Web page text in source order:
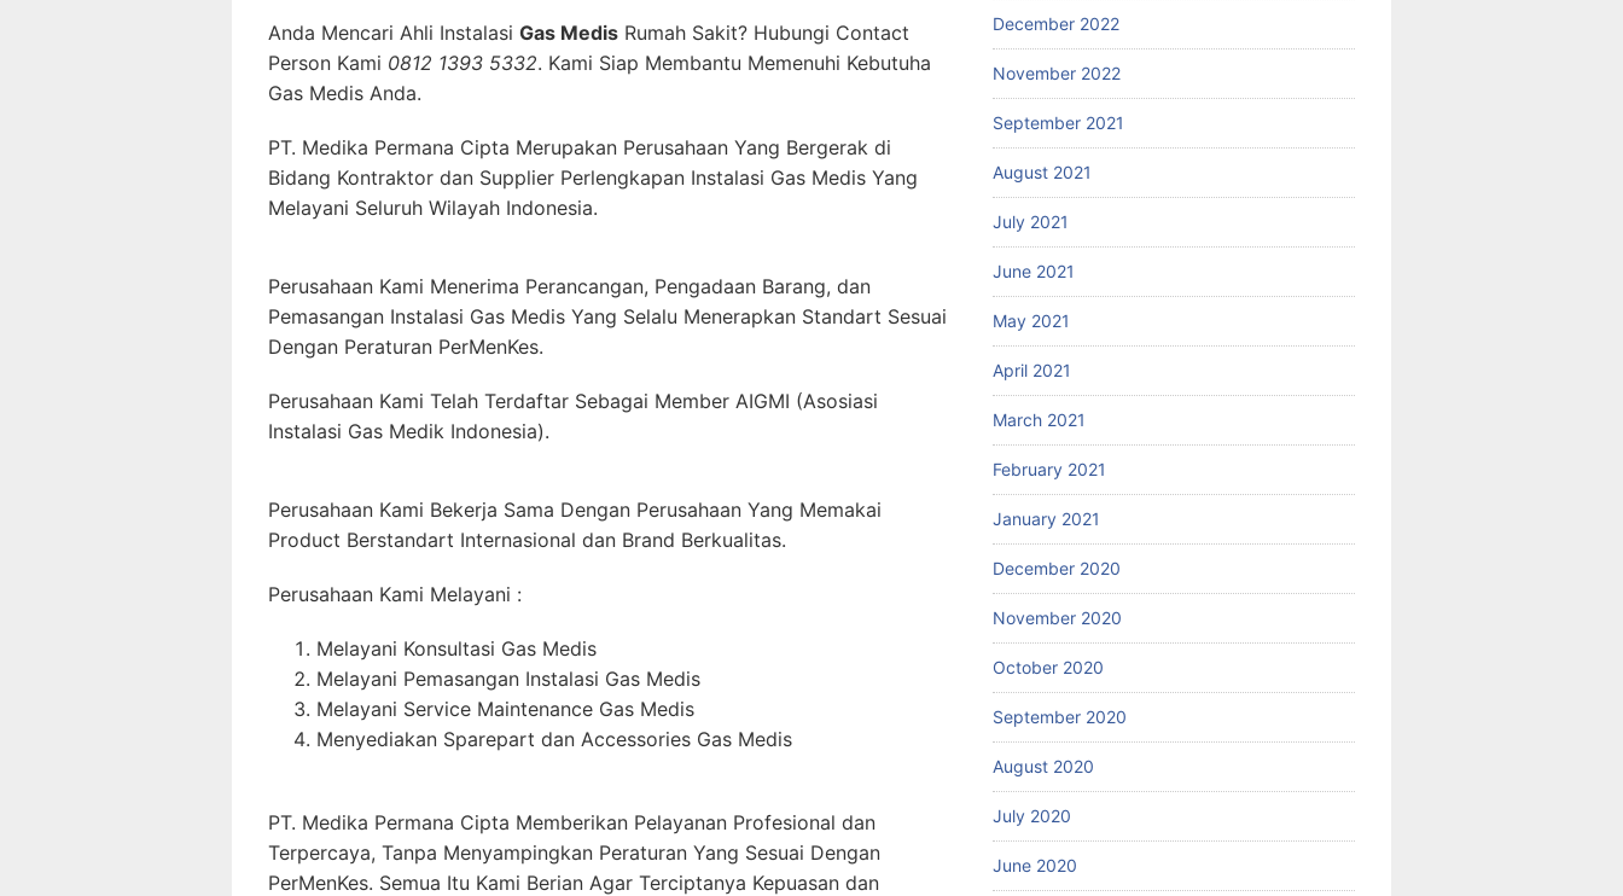
Anda Mencari Ahli Instalasi Gas Medis Rumah Sakit? Hubungi Contact
Person Kami 0812 1393 5332. Kami Siap Membantu Memenuhi Kebutuha
Gas Medis Anda.
PT. Medika Permana Cipta Merupakan Perusahaan Yang Bergerak di
Bidang Kontraktor dan Supplier Perlengkapan Instalasi Gas Medis Yang
Melayani Seluruh Wilayah Indonesia.
Perusahaan Kami Menerima Perancangan, Pengadaan Barang, dan
Pemasangan Instalasi Gas Medis Yang Selalu Menerapkan Standart Sesuai
Dengan Peraturan PerMenKes.
Perusahaan Kami Telah Terdaftar Sebagai Member AIGMI (Asosiasi
Instalasi Gas Medik Indonesia).
Perusahaan Kami Bekerja Sama Dengan Perusahaan Yang Memakai
Product Berstandart Internasional dan Brand Berkualitas.
Perusahaan Kami Melayani :
Melayani Konsultasi Gas Medis
Melayani Pemasangan Instalasi Gas Medis
Melayani Service Maintenance Gas Medis
Menyediakan Sparepart dan Accessories Gas Medis
PT. Medika Permana Cipta Memberikan Pelayanan Profesional dan
Terpercaya, Tanpa Menyampingkan Peraturan Yang Sesuai Dengan
PerMenKes. Semua Itu Kami Berian Agar Terciptanya Kepuasan dan
December 2022
November 2022
September 2021
August 2021
July 2021
June 2021
May 2021
April 2021
March 2021
February 2021
January 2021
December 2020
November 2020
October 2020
September 2020
August 2020
July 2020
June 2020